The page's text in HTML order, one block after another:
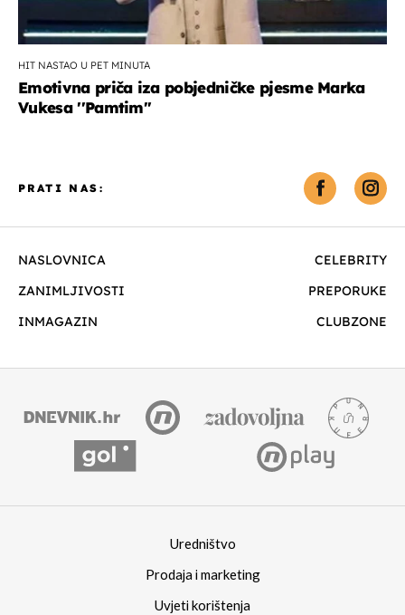
HIT NASTAO U PET MINUTA
Emotivna priča iza pobjedničke pjesme Marka
Vukesa ''Pamtim''
NASLOVNICA
CELEBRITY
ZANIMLJIVOSTI
PREPORUKE
INMAGAZIN
CLUBZONE
PRATI NAS:
Uredništvo
Prodaja i marketing
Uvjeti korištenja